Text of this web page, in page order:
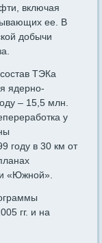
включая
ее. В
добычи
ТЭКа
ядерно-
– 15,5 млн.
у
году в 30 км от
«Южной».
гг. и на